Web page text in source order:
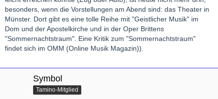
besonders, wenn die Vorstellungen am Abend sind: das Theater in
Münster. Dort gibt es eine tolle Reihe mit "Geistlicher Musik" im
Dom und der Apostelkirche und in der Oper Brittens
"Sommernachtstraum". Eine Kritik zum "Sommernachtstraum"
findet sich im OMM (Online Musik Magazin)).
Symbol
Tamino-Mitglied